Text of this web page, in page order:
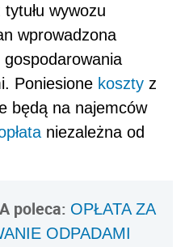
wywozu
wprowadzona
gospodarowania
Poniesione koszty z
będą na najemców
niezależna od
poleca: OPŁATA ZA
ODPADAMI